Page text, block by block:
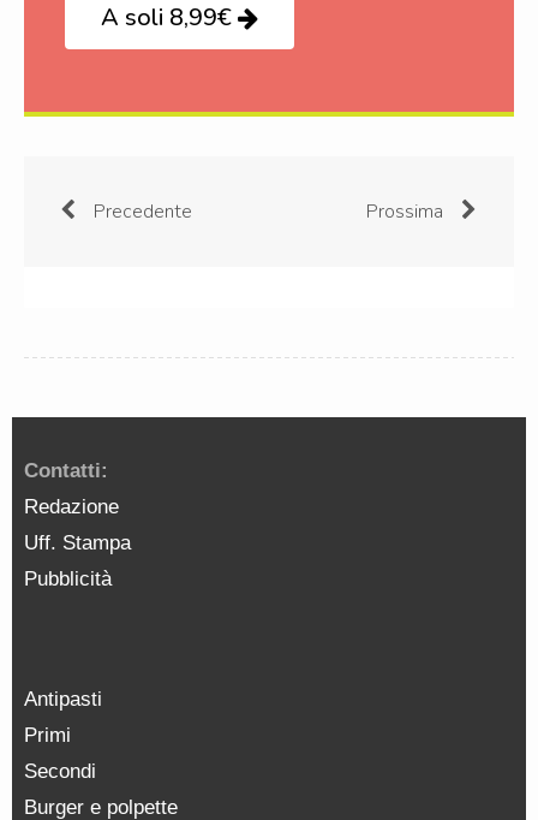
A soli 8,99€
Precedente Prossima
Contatti:
Redazione
Uff. Stampa
Pubblicità
Antipasti
Primi
Secondi
Burger e polpette